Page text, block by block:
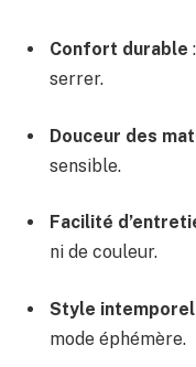
Confort durable
serrer.
Douceur des
sensible.
Facilité
ni de couleur.
Style intemporel
mode éphémère.